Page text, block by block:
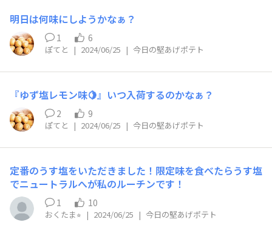
明日は何味にしようかなぁ？
1 6
ぽてと | 2024/06/25 | 今日の堅あげポテト
『ゆず塩レモン味🍋』いつ入荷するのかなぁ？
2 9
ぽてと | 2024/06/25 | 今日の堅あげポテト
定番のうす塩をいただきました！限定味を食べたらうす塩
でニュートラルへが私のルーチンです！
1 10
おくたま⭐︎ | 2024/06/25 | 今日の堅あげポテト